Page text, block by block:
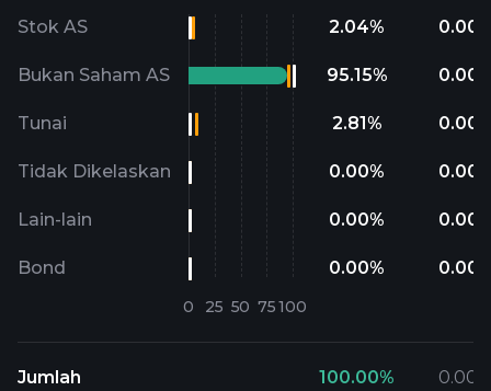
Stok AS 2.04% 0.00
Bukan Saham AS 95.15% 0.00
Tunai 2.81% 0.00
Tidak Dikelaskan 0.00% 0.00
Lain-lain 0.00% 0.00
Bond 0.00% 0.00
Jumlah 100.00% 0.00